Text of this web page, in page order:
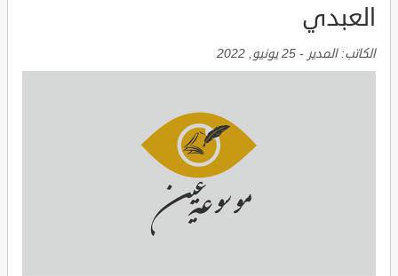
العبدي
الكاتب:المدير - 25 يونيو, 2022